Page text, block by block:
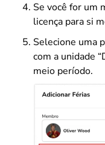
Se você for um
licença para si
Selecione uma
com a unidade
meio período.